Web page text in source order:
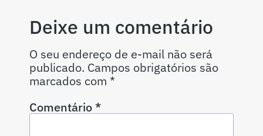
Deixe um comentário
O seu endereço de e-mail não será
publicado. Campos obrigatórios são
marcados com *
Comentário*